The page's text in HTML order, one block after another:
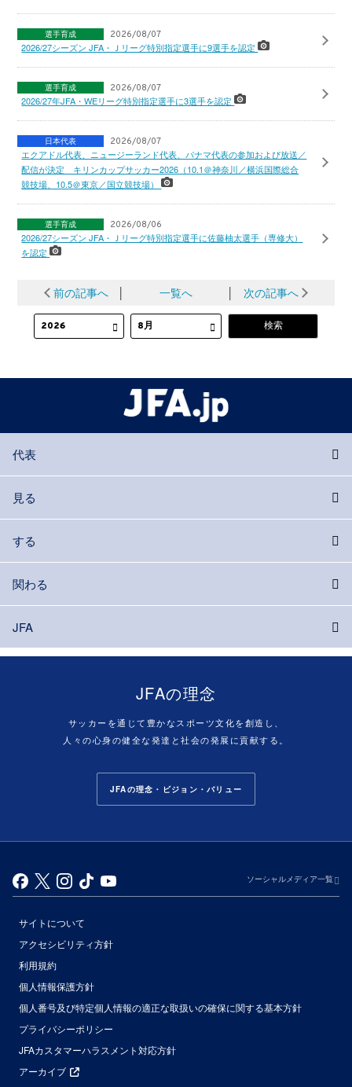
選手育成 2026/08/07
2026/27シーズン JFA・Ｊリーグ特別指定選手に9選手を認定
選手育成 2026/08/07
2026/27年JFA・WEリーグ特別指定選手に3選手を認定
日本代表 2026/08/07
エクアドル代表、ニュージーランド代表、パナマ代表の参加および放送／
配信が決定 キリンカップサッカー2026（10.1＠神奈川／横浜国際総合
競技場、10.5＠東京／国立競技場）
選手育成 2026/08/06
2026/27シーズン JFA・Ｊリーグ特別指定選手に佐藤柚太選手（専修大）
を認定
前の記事へ │ 一覧へ │ 次の記事へ
代表
見る
する
関わる
JFA
JFAの理念
サッカーを通じて豊かなスポーツ文化を創造し、
人々の心身の健全な発達と社会の発展に貢献する。
JFAの理念・ビジョン・バリュー
ソーシャルメディア一覧
サイトについて
アクセシビリティ方針
利用規約
個人情報保護方針
個人番号及び特定個人情報の適正な取扱いの確保に関する基本方針
プライバシーポリシー
JFAカスタマーハラスメント対応方針
アーカイブ